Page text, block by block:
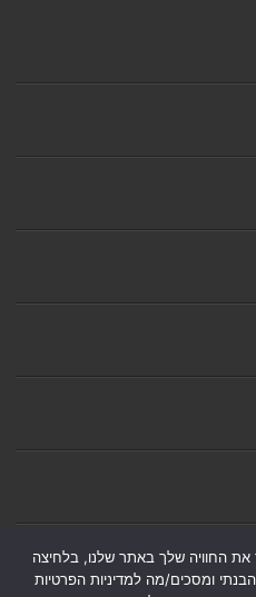
החוויה שלך באתר שלנו, בלחיצה
ומסכים/מה למדיניות הפרטיות